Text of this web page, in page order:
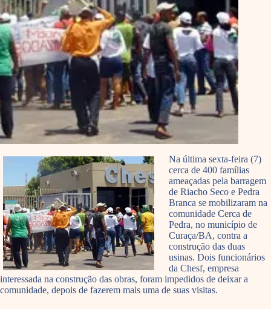
Na última sexta-feira (7)
cerca de 400 famílias
ameaçadas pela barragem
de Riacho Seco e Pedra
Branca se mobilizaram na
comunidade Cerca de
Pedra, no município de
Curaça/BA, contra a
construção das duas
usinas. Dois funcionários
da Chesf, empresa
interessada na construção das obras, foram impedidos de deixar a
comunidade, depois de fazerem mais uma de suas visitas.